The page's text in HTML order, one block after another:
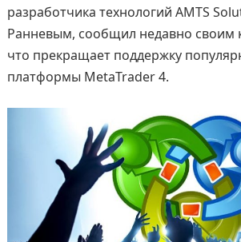
разработчика технологий AMTS
Ранневым, сообщил недавно своим
что прекращает поддержку
платформы MetaTrader 4.